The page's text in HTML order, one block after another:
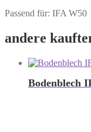
Passend für: IFA W50
andere
Bodenblech